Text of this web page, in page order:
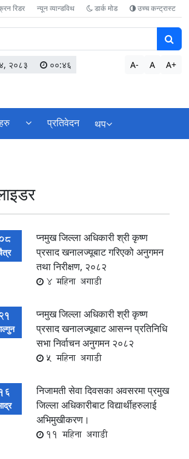
रिडर न्यून व्यान्डविथ डार्क मोड उच्च कन्ट्रास्ट
२०८३ ००:४६ A- A A+
प्रतिवेदन थप
प्नमुख जिल्ला अधिकारी श्री कृष्ण
प्रसाद खनालज्यूबाट गरिएको अनुगमन
तथा निरीक्षण, २०८२
4 महिना अगाडी
प्नमुख जिल्ला अधिकारी श्री कृष्ण
प्रसाद खनालज्यूबाट आसन्न प्रतिनिधि
सभा निर्वाचन अनुगमन २०८२
5 महिना अगाडी
निजामती सेवा दिवसका अवसरमा प्रमुख
जिल्ला अधिकारीबाट विद्यार्थीहरुलाई
अभिमुखीकरण।
11 महिना अगाडी